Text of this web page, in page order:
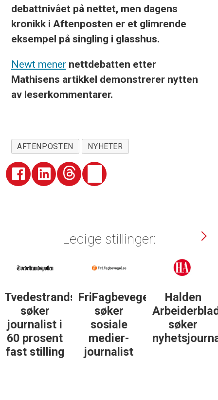
debattnivået på nettet, men dagens
kronikk i Aftenposten er et glimrende
eksempel på singling i glasshus.
Newt menernettdebatten etter
Mathisens artikkel demonstrerer nytten
av leserkommentarer.
AFTENPOSTEN NYHETER
Ledige stillinger:
Tvedestrandsposten
søker
journalist i
60 prosent
fast stilling
FriFagbevegelse
søker
sosiale
medier-
journalist
Halden
søker